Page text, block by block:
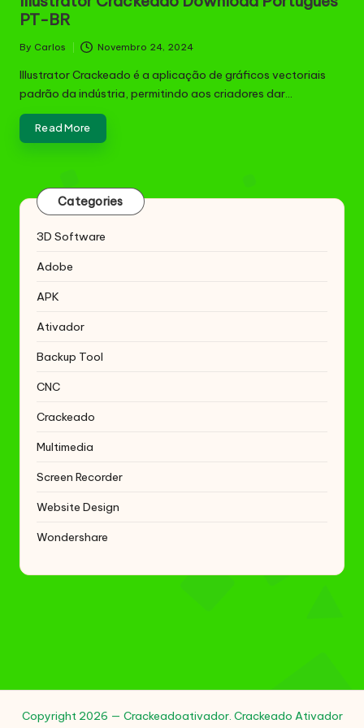
PT-BR
Posted
by
By Carlos Novembro 24, 2024
Illustrator Crackeado é a aplicação de gráficos vectoriais
padrão da indústria, permitindo aos criadores dar…
Read More
Categories
3D Software
Adobe
APK
Ativador
Backup Tool
CNC
Crackeado
Multimedia
Screen Recorder
Website Design
Wondershare
Copyright 2026 — Crackeadoativador. Crackeado Ativador